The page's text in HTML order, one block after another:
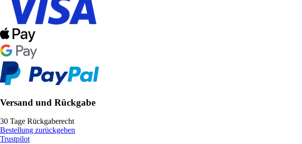
Versand und Rückgabe
30 Tage Rückgaberecht
Bestellung zurückgeben
Trustpilot